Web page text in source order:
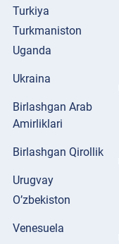
Turkiya
Turkmaniston
Uganda
Ukraina
Birlashgan Arab
Amirliklari
Birlashgan Qirollik
Urugvay
O’zbekiston
Venesuela